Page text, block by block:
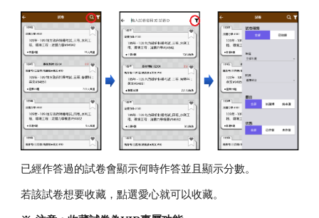
已經作答過的試卷會顯示何時作答並且顯示分數。
若該試卷想要收藏，點選愛心就可以收藏。